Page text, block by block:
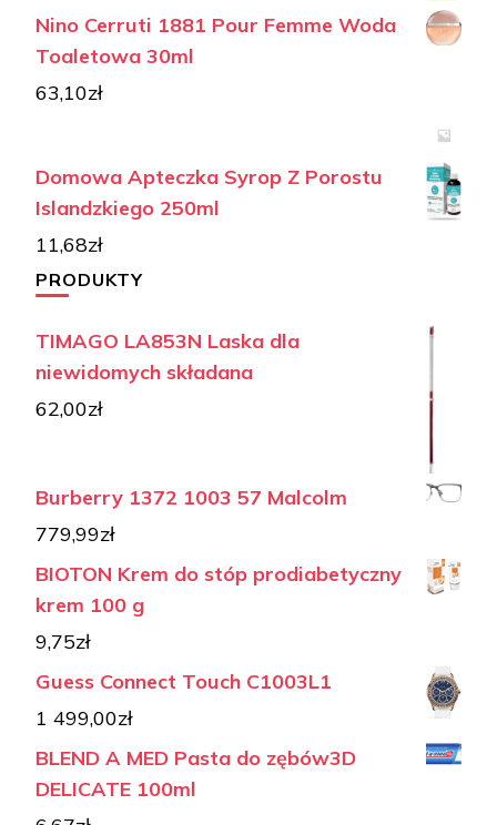
Nino Cerruti 1881 Pour Femme Woda
Toaletowa 30ml
63,10zł
Domowa Apteczka Syrop Z Porostu
Islandzkiego 250ml
11,68zł
PRODUKTY
TIMAGO LA853N Laska dla
niewidomych składana
62,00zł
Burberry 1372 1003 57 Malcolm
779,99zł
BIOTON Krem do stóp prodiabetyczny
krem 100 g
9,75zł
Guess Connect Touch C1003L1
1 499,00zł
BLEND A MED Pasta do zębów3D
DELICATE 100ml